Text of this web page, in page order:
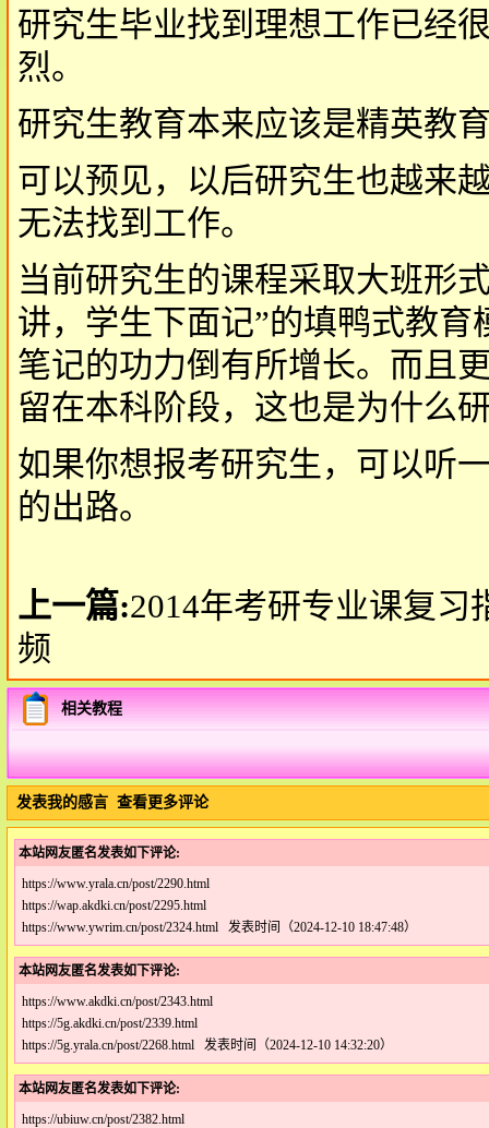
研究生毕业找到理想工作已经
烈。
研究生教育本来应该是精英教
可以预见，以后研究生也越来
无法找到工作。
当前研究生的课程采取大班形
讲，学生下面记”的填鸭式教
笔记的功力倒有所增长。而且
留在本科阶段，这也是为什么
如果你想报考研究生，可以听
的出路。
上一篇:2014年考研专业课复习
频
相关教程
发表我的感言 查看更多评论
本站网友匿名发表如下评论:
https://www.yrala.cn/post/2290.html
https://wap.akdki.cn/post/2295.html
https://www.ywrim.cn/post/2324.html 发表时间（2024-12-10 18:47:48）
本站网友匿名发表如下评论:
https://www.akdki.cn/post/2343.html
https://5g.akdki.cn/post/2339.html
https://5g.yrala.cn/post/2268.html 发表时间（2024-12-10 14:32:20）
本站网友匿名发表如下评论:
https://ubiuw.cn/post/2382.html